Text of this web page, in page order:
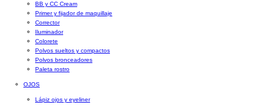
BB y CC Cream
Primer y fijador de maquillaje
Corrector
Iluminador
Colorete
Polvos sueltos y compactos
Polvos bronceadores
Paleta rostro
OJOS
Lápiz ojos y eyeliner